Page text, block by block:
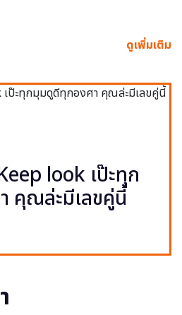
ดูเพิ่มเติม
look เป๊ะทุก
คุณล่ะมีเลขคู่นี้